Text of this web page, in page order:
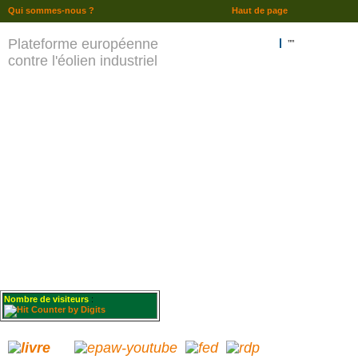
Plateforme européenne
contre l'éolien industriel
""
Nombre de visiteurs :
Haut de page
Qui sommes-nous ?